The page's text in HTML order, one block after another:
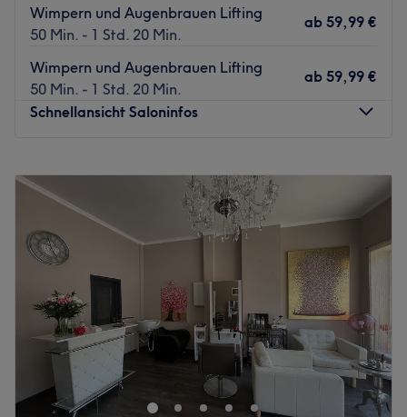
Wimpern und Augenbrauen Lifting
50 Min. - 1 Std. 20 Min.
ab 59,99 €
Wimpern und Augenbrauen Lifting
50 Min. - 1 Std. 20 Min.
ab 59,99 €
Schnellansicht Saloninfos
Dienstag
10:00
Mittwoch
10:00
22:00
Donnerstag
10:00–22:00
Freitag
10:00–22:00
Samstag
09:00–21:30
Sonntag
Geschlossen
Gutscheine anderer Unternehmen sind nicht über
treatwell.de buchbar!
The Skin Bar in Hamburg überrascht mit einem
vielfältigen Sortiment an Dienstleistungen rund um den